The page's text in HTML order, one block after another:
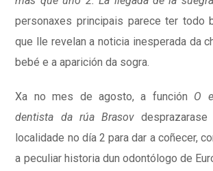
personaxes principais parece ter todo
que lle revelan a noticia inesperada da
bebé e a aparición da sogra.
Xa no mes de agosto, a función O
dentista da rúa Brasov
localidade no día 2 para dar a coñecer,
a peculiar historia dun odontólogo de